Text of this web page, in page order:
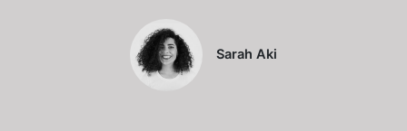
Sarah Aki